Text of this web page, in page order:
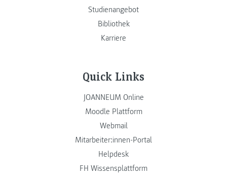
Studienangebot
Bibliothek
Karriere
Quick Links
JOANNEUM Online
Moodle Plattform
Webmail
Mitarbeiter:innen-Portal
Helpdesk
FH Wissensplattform